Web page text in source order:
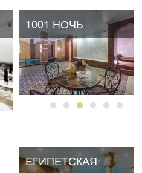
1001 НОЧЬ
ЕГИПЕТСКАЯ